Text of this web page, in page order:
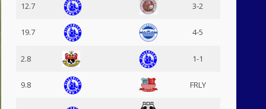
12.7 3-2
19.7 4-5
2.8 1-1
9.8 FRLY